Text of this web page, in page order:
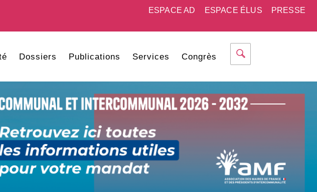
PRESSE
ESPACE ÉLUS
ESPACE AD
Dossiers Publications Services Congrès